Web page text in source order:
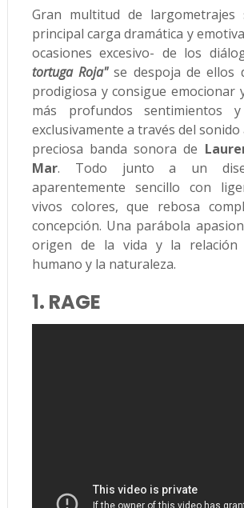
Gran multitud de largometrajes
principal carga dramática y
ocasiones excesivo- de los
tortuga Roja"se despoja de ellos
prodigiosa y consigue emocionar
más profundos sentimientos y
exclusivamente a través del
preciosa banda sonora de
Mar. Todo junto a un
aparentemente sencillo con
vivos colores, que rebosa
concepción. Una parábola
origen de la vida y la
humano y la naturaleza.
1. RAGE